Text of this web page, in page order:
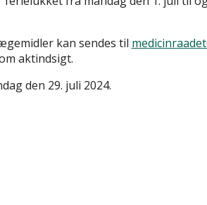
kan sendes til
aktindsigt.
den 29. juli 2024.